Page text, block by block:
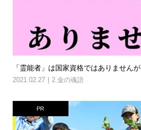
「霊能者」は国家資格ではありませんが
2021.02.27 2.金の魂語
PR